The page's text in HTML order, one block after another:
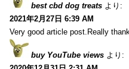
best cbd dog treats より:
2021年2月27日 6:39 AM
Very good article post.Really
buy YouTube views より: